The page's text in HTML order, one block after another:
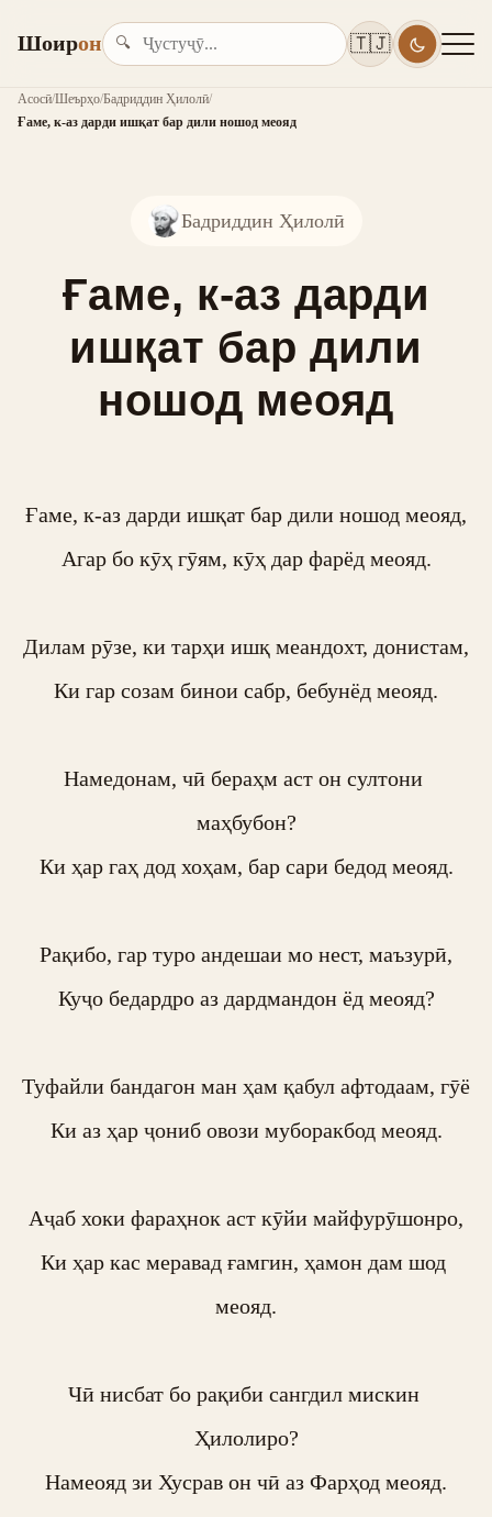
Шоирон 🔍 🇹🇯
Асосӣ/Шеърҳо/Бадриддин Ҳилолӣ/
Ғаме, к-аз дарди ишқат бар дили ношод меояд
Бадриддин Ҳилолӣ
Ғаме, к-аз дарди
ишқат бар дили
ношод меояд
Ғаме, к-аз дарди ишқат бар дили ношод меояд,
Агар бо кӯҳ гӯям, кӯҳ дар фарёд меояд.
Дилам рӯзе, ки тарҳи ишқ меандохт, донистам,
Ки гар созам бинои сабр, бебунёд меояд.
Намедонам, чӣ бераҳм аст он султони
маҳбубон?
Ки ҳар гаҳ дод хоҳам, бар сари бедод меояд.
Рақибо, гар туро андешаи мо нест, маъзурӣ,
Куҷо бедардро аз дардмандон ёд меояд?
Туфайли бандагон ман ҳам қабул афтодаам, гӯё
Ки аз ҳар ҷониб овози муборакбод меояд.
Аҷаб хоки фараҳнок аст кӯйи майфурӯшонро,
Ки ҳар кас меравад ғамгин, ҳамон дам шод
меояд.
Чӣ нисбат бо рақиби сангдил мискин
Ҳилолиро?
Намеояд зи Хусрав он чӣ аз Фарҳод меояд.